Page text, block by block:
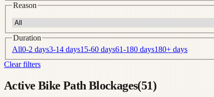
Reason
Duration
All0-2 days3-14 days15-60 days61-180 days180+ days
Clear filters
Active Bike Path Blockages(51)